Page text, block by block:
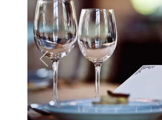
Précédente